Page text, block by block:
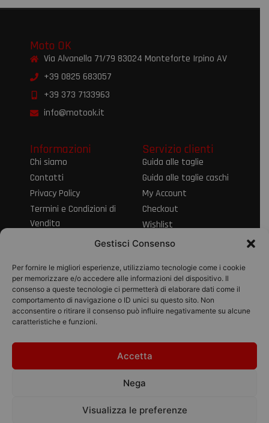
Gestisci Consenso
Per fornire le migliori esperienze, utilizziamo tecnologie come i cookie
per memorizzare e/o accedere alle informazioni del dispositivo. Il
consenso a queste tecnologie ci permetterà di elaborare dati come il
comportamento di navigazione o ID unici su questo sito. Non
acconsentire o ritirare il consenso può influire negativamente su alcune
caratteristiche e funzioni.
Accetta
Nega
Visualizza le preferenze
Moto OK
Via Alvanella 71/79 83024 Monteforte Irpino AV
+39 0825 683057
+39 373 7133963
info@motook.it
Informazioni
Chi siamo
Contatti
Privacy Policy
Termini e Condizioni di
Vendita
Informativa sul Diritto
Servizio clienti
Guida alle taglie
Guida alle taglie caschi
My Account
Checkout
Wishlist
Spedizioni e resi
pagamento
Pagamenti
© 2026 Pico Moto
srl | P.IVA
Designed with